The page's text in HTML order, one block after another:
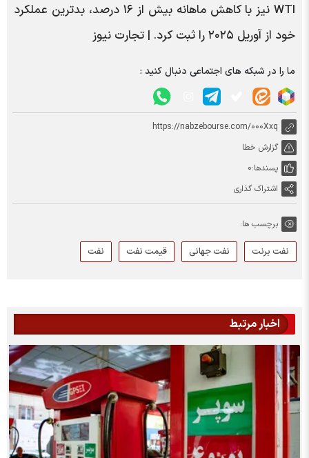
WTI نیز با کاهش ماهانه بیش از ۱۶ درصد، بدترین عملکرد
خود از آوریل ۲۰۲۵ را ثبت کرد. | تجارت نیوز
ما را در شبکه های اجتماعی دنبال کنید :
https://nabzebourse.com/000Xxq
گزارش خطا
پسندها:0
اشتراک گذاری
برچسب ها:
نفت برنت نفت جهانی قیمت نفت نفت
اخبار مرتبط